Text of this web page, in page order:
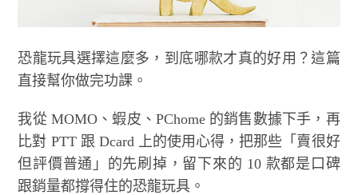
恐龍玩具選擇這麼多，到底哪款才真的好用？這篇
直接幫你做完功課。
我從 MOMO、蝦皮、PChome 的銷售數據下手，再
比對 PTT 跟 Dcard 上的使用心得，把那些「賣很好
但評價普通」的先刷掉，留下來的 10 款都是口碑
跟銷量都撐得住的恐龍玩具。